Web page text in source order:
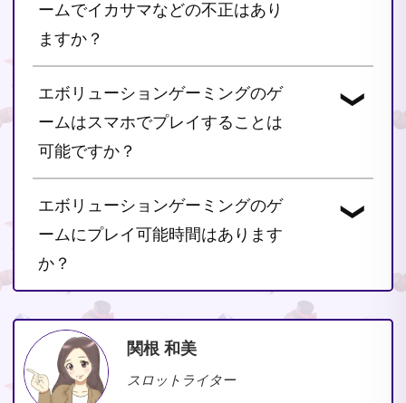
ームでイカサマなどの不正はあり
ますか？
エボリューションゲーミングは、イギリス・
マルタ・イタリア・デンマーク・スペイン・
アメリカなど複数の国からライセンスを受け
ています。
また、第三者機関であるGLI(TST)でも監査を
行っており、全てのゲームにおいて安心して
プレイすることが可能です。
エボリューションゲーミングのゲ
ームはスマホでプレイすることは
可能ですか？
エボリューションゲーミングのゲームは、
PC・スマートフォン・タブレットのデバイ
ス
に対応しています。お好きな環境からお楽し
みください。
エボリューションゲーミングのゲ
ームにプレイ可能時間はあります
か？
ありません。
エボリューションゲーミングのゲームは24時
間、好きな場所からプレイすることが可能で
す。
関根 和美
スロットライター